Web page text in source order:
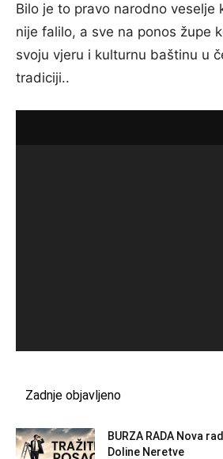
Bilo je to pravo narodno veselje
nije falilo, a sve na ponos župe
svoju vjeru i kulturnu baštinu u
tradiciji..
Zadnje objavljeno
BURZA RADA Nova
Doline Neretve